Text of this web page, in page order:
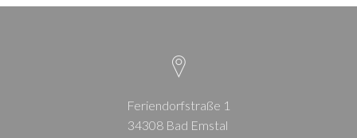
Feriendorfstraße 1
34308 Bad Emstal